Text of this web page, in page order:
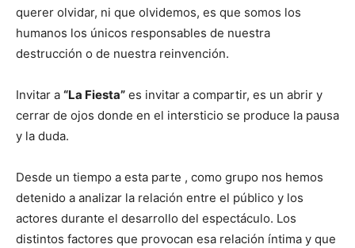
querer olvidar, ni que olvidemos, es que somos los
humanos los únicos responsables de nuestra
destrucción o de nuestra reinvención.
Invitar a “La Fiesta” es invitar a compartir, es un abrir y
cerrar de ojos donde en el intersticio se produce la pausa
y la duda.
Desde un tiempo a esta parte , como grupo nos hemos
detenido a analizar la relación entre el público y los
actores durante el desarrollo del espectáculo. Los
distintos factores que provocan esa relación íntima y que